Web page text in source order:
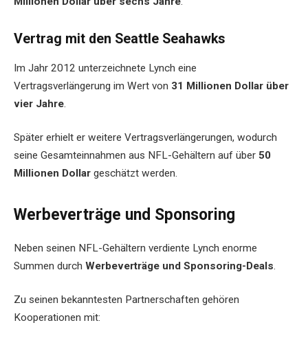
Vertrag mit den Seattle Seahawks
Im Jahr 2012 unterzeichnete Lynch eine
Vertragsverlängerung im Wert von 31 Millionen Dollar über
vier Jahre
Später erhielt er weitere Vertragsverlängerungen, wodurch
seine Gesamteinnahmen aus NFL-Gehältern auf über 50
Millionen Dollar geschätzt werden.
Werbeverträge und Sponsoring
Neben seinen NFL-Gehältern verdiente Lynch enorme
Summen durch Werbeverträge und Sponsoring-Deals
Zu seinen bekanntesten Partnerschaften gehören
Kooperationen mit: